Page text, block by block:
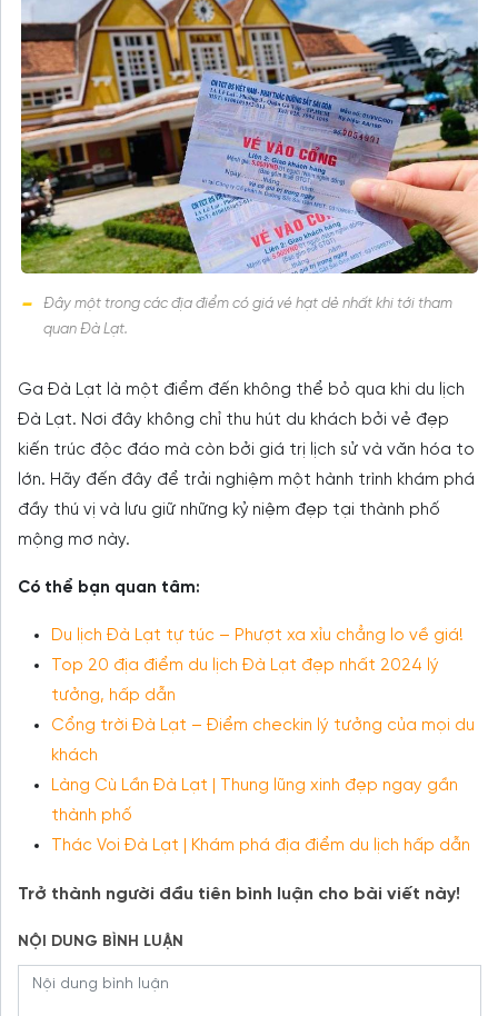
Đây một trong các địa điểm có giá vé hạt dẻ nhất khi tới tham
quan Đà Lạt.
Ga Đà Lạt là một điểm đến không thể bỏ qua khi du lịch
Đà Lạt. Nơi đây không chỉ thu hút du khách bởi vẻ đẹp
kiến trúc độc đáo mà còn bởi giá trị lịch sử và văn hóa to
lớn. Hãy đến đây để trải nghiệm một hành trình khám phá
đầy thú vị và lưu giữ những kỷ niệm đẹp tại thành phố
mộng mơ này.
Có thể bạn quan tâm:
Du lịch Đà Lạt tự túc – Phượt xa xỉu chẳng lo về giá!
Top 20 địa điểm du lịch Đà Lạt đẹp nhất 2024 lý
tưởng, hấp dẫn
Cổng trời Đà Lạt – Điểm checkin lý tưởng của mọi du
khách
Làng Cù Lần Đà Lạt | Thung lũng xinh đẹp ngay gần
thành phố
Thác Voi Đà Lạt | Khám phá địa điểm du lịch hấp dẫn
Trở thành người đầu tiên bình luận cho bài viết này!
NỘI DUNG BÌNH LUẬN